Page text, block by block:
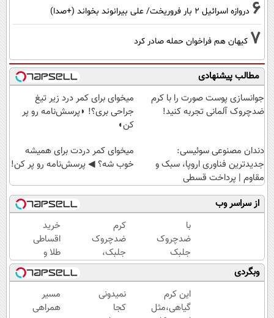
6 دروازه اسرائیل ۲ بار فروریخت/ علی بیرانوند بخواند (+صدا)
7 کیهان هم فراخوان حمله صادر کرد
مطالب پیشنهادی
جوانسازی پوست صورت را با کرم
ضدچروک آلمانی تجربه کنید!
میخوای برای کمر درد زیر تیغ
جراحی بری؟! ◗پرسش‌نامه رو پر
کن◖
دندان مصنوعی سوئیسی:
جدیدترین فناوری اروپا، سبک و
مقاوم | پرداخت قسطی
میخوای کمر دردت برای همیشه
خوب شه؟ ◀ پرسش‌نامه رو پر کن!
از سراسر وب
با
ضدچروک
جلبک
اسپیرولینا
جوان شو!
خرید با
تخفیف
کرم
ضدچروک
جلبک،
جوانسازی
طبیعی
پوست
شما40%تخفیف
خرید
اقساطی
طلا و
گوشی
فقط با
یک برگ
چک
وبگردی
این کرم
گیاهی،مثل
نمیدونی
کجا
مسیر
همراهی